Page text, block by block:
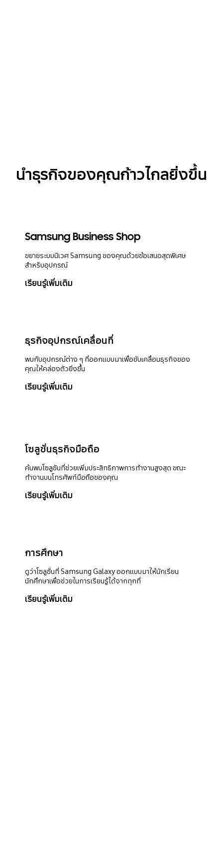
นำธุรกิจของคุณก้าวไกลยิ่งขึ้น
Samsung Business Shop
ขยายระบบนิเวศ Samsung ของคุณด้วยข้อเสนอสุดพิเศษ
สำหรับอุปกรณ์
เรียนรู้เพิ่มเติม
ธุรกิจอุปกรณ์เคลื่อนที่
พบกับอุปกรณ์ต่าง ๆ ที่ออกแบบมาเพื่อขับเคลื่อนธุรกิจของ
คุณให้คล่องตัวยิ่งขึ้น
เรียนรู้เพิ่มเติม
โซลูชั่นธุรกิจมือถือ
ค้นพบโซลูชันที่ช่วยเพิ่มประสิทธิภาพการทำงานสูงสุด ขณะ
ทำงานบนโทรศัพท์มือถือของคุณ
เรียนรู้เพิ่มเติม
การศึกษา
ดูว่าโซลูชั่นที่ Samsung Galaxy ออกแบบมาให้นักเรียน
นักศึกษาเพื่อช่วยในการเรียนรู้ได้จากทุกที่
เรียนรู้เพิ่มเติม